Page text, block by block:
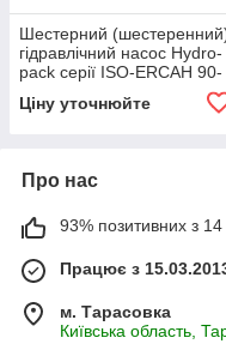
Шестерний
гідравлічний насос Hydro-
pack серії ISO-ERCAH 90-
Ціну уточнюйте
Про нас
93% позитивних з 14
Працює з
м. Тарасовка
Київська область,